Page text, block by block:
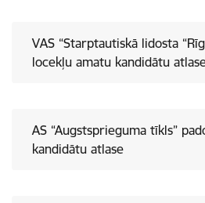
VAS “Starptautiskā lidosta
locekļu amatu kandidātu
AS “Augstsprieguma tīkls”
kandidātu atlase